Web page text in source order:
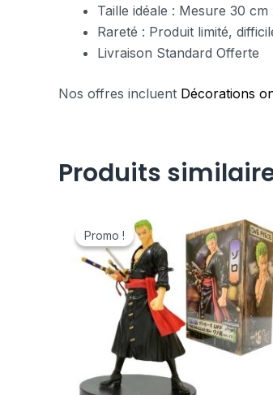
Taille idéale : Mesure 30
Rareté : Produit limité,
Livraison Standard Offerte
Nos offres incluent Décorations
Produits
Promo !
Promo !
initial
était :
59,90€.
prix
actuel
est :
49,00€.